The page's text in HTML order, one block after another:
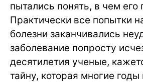
пытались понять, в чем его
Практически все попытки
болезни заканчивались
заболевание попросту
десятилетия ученые,
тайну, которая многие годы